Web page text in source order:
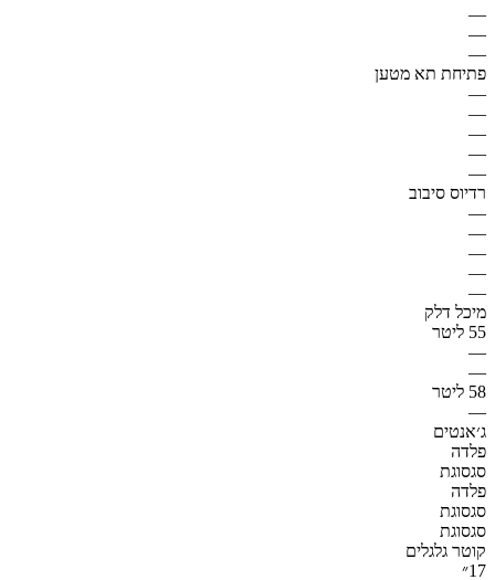
—
—
—
פתיחת תא מטען
—
—
—
—
—
רדיוס סיבוב
—
—
—
—
—
מיכל דלק
55 ליטר
—
—
58 ליטר
—
ג׳אנטים
פלדה
סגסוגת
פלדה
סגסוגת
סגסוגת
קוטר גלגלים
17״